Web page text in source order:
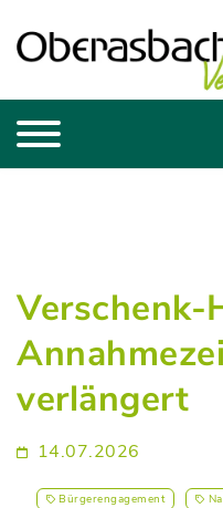
Verschenk-
verlängert
14.07.2026
Bürgerengagement